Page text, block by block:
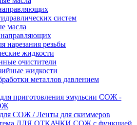
систем
масла
направляющих
нарезания резьбы
жидкости
очистители
жидкости
металлов давлением
приготовления эмульсии СОЖ -
СОЖ / Ленты для скиммеров
ДЛЯ ОТКАЧКИ СОЖ с функцией